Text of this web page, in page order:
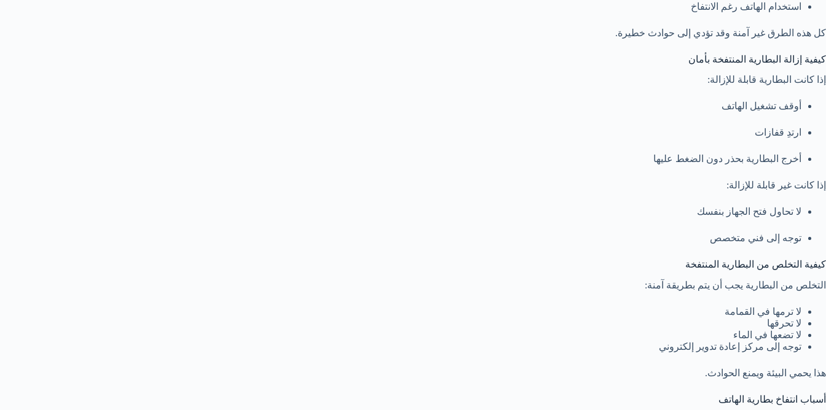
استخدام الهاتف رغم الانتفاخ
كل هذه الطرق غير آمنة وقد تؤدي إلى حوادث خطيرة.
كيفية إزالة البطارية المنتفخة بأمان
إذا كانت البطارية قابلة للإزالة:
أوقف تشغيل الهاتف
ارتدِ قفازات
أخرج البطارية بحذر دون الضغط عليها
إذا كانت غير قابلة للإزالة:
لا تحاول فتح الجهاز بنفسك
توجه إلى فني متخصص
كيفية التخلص من البطارية المنتفخة
التخلص من البطارية يجب أن يتم بطريقة آمنة:
لا ترمها في القمامة
لا تحرقها
لا تضعها في الماء
توجه إلى مركز إعادة تدوير إلكتروني
هذا يحمي البيئة ويمنع الحوادث.
أسباب انتفاخ بطارية الهاتف